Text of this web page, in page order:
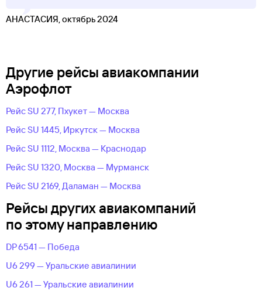
АНАСТАСИЯ, октябрь 2024
Другие рейсы авиакомпании
Аэрофлот
Рейс SU 277, Пхукет — Москва
Рейс SU 1445, Иркутск — Москва
Рейс SU 1112, Москва — Краснодар
Рейс SU 1320, Москва — Мурманск
Рейс SU 2169, Даламан — Москва
Рейсы других авиакомпаний
по этому направлению
DP 6541 — Победа
U6 299 — Уральские авиалинии
U6 261 — Уральские авиалинии